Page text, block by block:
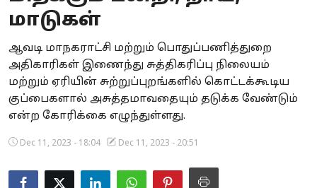
Business
Crime
Tamilnadu
National
World
Astrology
மாடுகள்
ஆவடி மாநகராட்சி மற்றும் பொதுப்பணித்துறை
அதிகாரிகள் இணைந்து சுத்திகரிப்பு நிலையம்
மற்றும் ஏரியின் சுற்றுப்புறங்களில் கொட்டக்கூடிய
குப்பைகளால் அசுத்தமாவதையும் தடுக்க வேண்டும்
என்ற கோரிக்கை எழுந்துள்ளது.
Dec 11, 2023 - 18:04 Dec 11, 2023 - 20:51